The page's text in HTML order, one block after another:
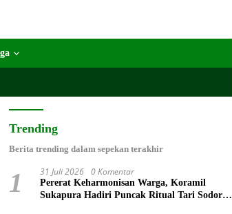
Trending
Berita trending dalam sepekan terakhir
1 31 Juli 2026 0 Komentar
Pererat Keharmonisan Warga, Koramil
Sukapura Hadiri Puncak Ritual Tari Sodoran